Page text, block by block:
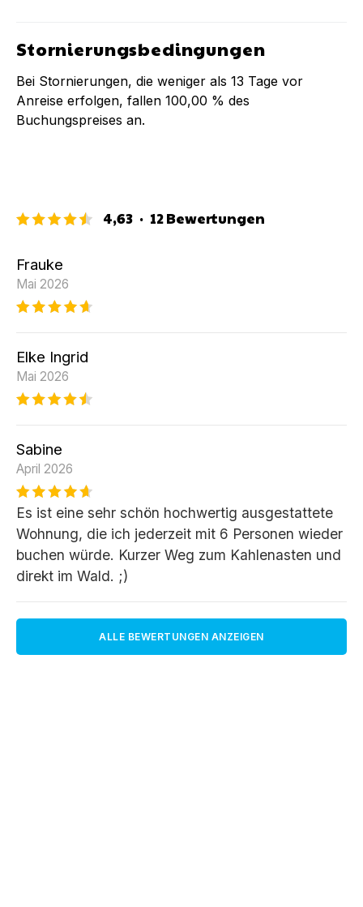
Stornierungsbedingungen
Bei Stornierungen, die weniger als 13 Tage vor
Anreise erfolgen, fallen 100,00 % des
Buchungspreises an.
4,63 · 12Bewertungen
Frauke
Mai 2026
Elke Ingrid
Mai 2026
Sabine
April 2026
Es ist eine sehr schön hochwertig ausgestattete
Wohnung, die ich jederzeit mit 6 Personen wieder
buchen würde. Kurzer Weg zum Kahlenasten und
direkt im Wald. ;)
ALLE BEWERTUNGEN ANZEIGEN